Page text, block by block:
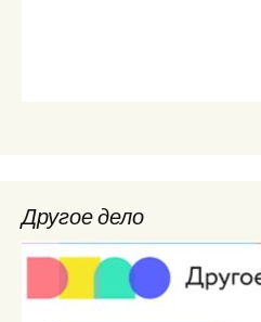
Другое дело